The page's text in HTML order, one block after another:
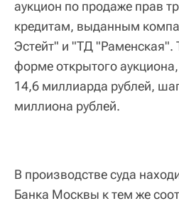
аукцион по продаже прав
кредитам, выданным
Эстейт" и "ТД "Раменская".
форме открытого
14,6 миллиарда рублей,
миллиона рублей.
В производстве суда
Банка Москвы к тем же